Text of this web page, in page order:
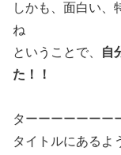
しかも、面白い、
ね
ということで、
自
た！！
ターーーーーーー
タイトルにあるよ